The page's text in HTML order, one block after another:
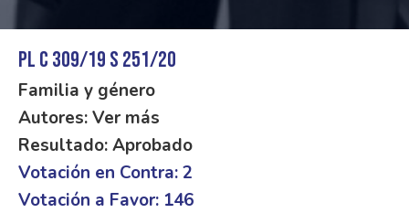
PL C 309/19 S 251/20
Familia y género
Autores: Ver más
Resultado: Aprobado
Votación en Contra: 2
Votación a Favor: 146